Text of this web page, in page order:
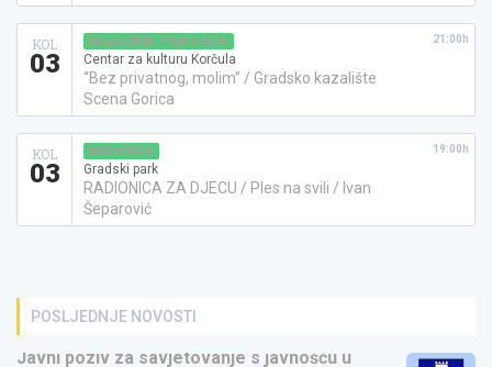
KOL
03
KAZALIŠNA PREDSTAVA
Centar za kulturu Korčula
“Bez privatnog, molim” / Gradsko kazalište
Scena Gorica
21:00h
KOL
03
RADIONICA
Gradski park
RADIONICA ZA DJECU / Ples na svili / Ivan
Šeparović
19:00h
POSLJEDNJE NOVOSTI
Javni poziv za savjetovanje s javnošću u